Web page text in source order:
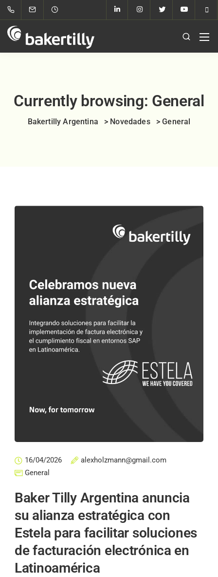
Currently browsing: General
Bakertilly Argentina > Novedades >General
16/04/2026
alexholzmann@gmail.com
General
Baker Tilly Argentina anuncia
su alianza estratégica con
Estela para facilitar soluciones
de facturación electrónica en
Latinoamérica